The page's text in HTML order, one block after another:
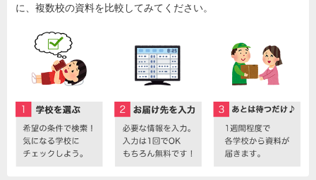
に、複数校の資料を比較してみてください。